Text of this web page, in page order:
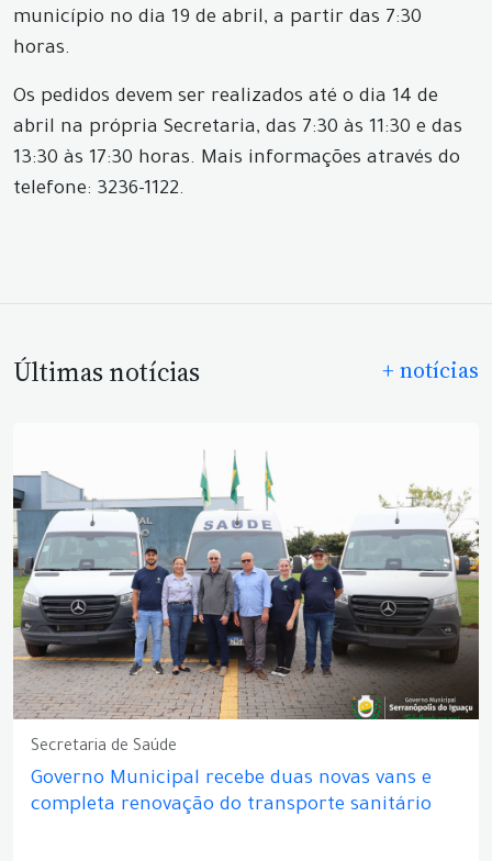
município no dia 19 de abril, a partir das 7:30
horas.
Os pedidos devem ser realizados até o dia 14 de
abril na própria Secretaria, das 7:30 às 11:30 e das
13:30 às 17:30 horas. Mais informações através do
telefone: 3236-1122.
Últimas notícias + notícias
Secretaria de Saúde
Governo Municipal recebe duas novas vans e
completa renovação do transporte sanitário